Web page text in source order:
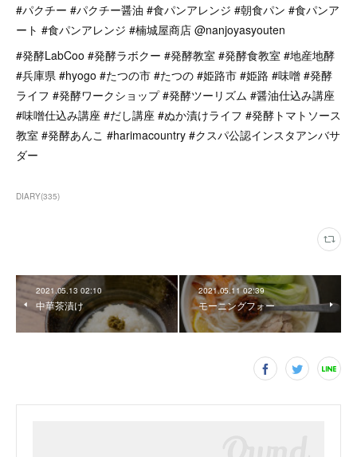
#パクチー #パクチー醤油 #食パンアレンジ #朝食パン #食パンア
ート #食パンアレンジ #楠城屋商店 @nanjoyasyouten
#発酵LabCoo #発酵ラボクー #発酵教室 #発酵食教室 #地産地酵
#兵庫県 #hyogo #たつの市 #たつの #姫路市 #姫路 #味噌 #発酵
ライフ #発酵ワークショップ #発酵ツーリズム #醤油仕込み講座
#味噌仕込み講座 #だし講座 #ぬか漬けライフ #発酵トマトソース
教室 #発酵あんこ #harimacountry #クスパ公認インスタアンバサ
ダー
DIARY(335)
2021.05.13 02:10
中華茶漬け
2021.05.11 02:39
モーニングフォー